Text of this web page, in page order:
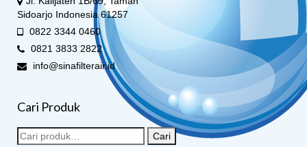
Sidoarjo Indonesia 61257
0822 3344 0460
0821 3833 2822
info@sinafilterair.id
Cari Produk
Cari